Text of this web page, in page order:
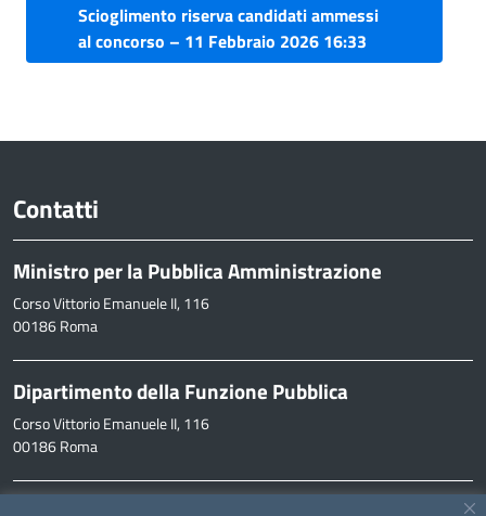
Scioglimento riserva candidati ammessi
al concorso – 11 Febbraio 2026 16:33
Contatti
Ministro per la Pubblica Amministrazione
Corso Vittorio Emanuele II, 116
00186 Roma
Dipartimento della Funzione Pubblica
Corso Vittorio Emanuele II, 116
00186 Roma